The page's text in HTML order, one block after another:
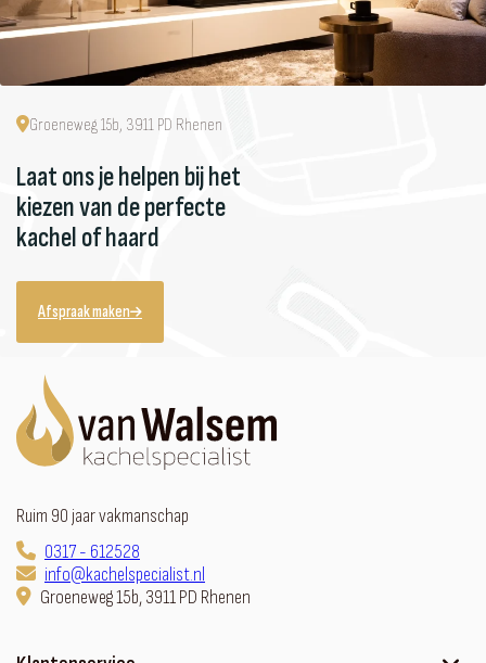
Groeneweg 15b, 3911 PD Rhenen
Laat ons je helpen bij het
kiezen van de perfecte
kachel of haard
Afspraak maken
Ruim 90 jaar vakmanschap
0317 - 612528
info@kachelspecialist.nl
Groeneweg 15b, 3911 PD Rhenen